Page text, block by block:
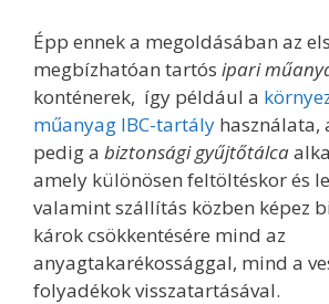
Épp ennek a megoldásában az
megbízhatóan tartós ipari
konténerek, így például a
műanyag IBC-tartály használata,
pedig a biztonsági gyűjtőtálca
amely különösen feltöltéskor és
valamint szállítás közben képez
károk csökkentésére mind az
anyagtakarékossággal, mind a
folyadékok visszatartásával.